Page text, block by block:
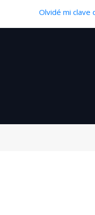
Olvidé mi clave